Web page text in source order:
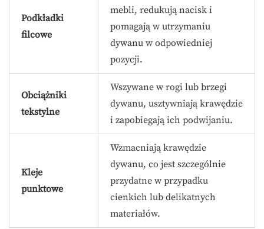
Podkładki
filcowe
mebli, redukują nacisk i
pomagają w utrzymaniu
dywanu w odpowiedniej
pozycji.
Obciążniki
tekstylne
Wszywane w rogi lub brzegi
dywanu, usztywniają krawędzie
i zapobiegają ich podwijaniu.
Kleje
punktowe
Wzmacniają krawędzie
dywanu, co jest szczególnie
przydatne w przypadku
cienkich lub delikatnych
materiałów.